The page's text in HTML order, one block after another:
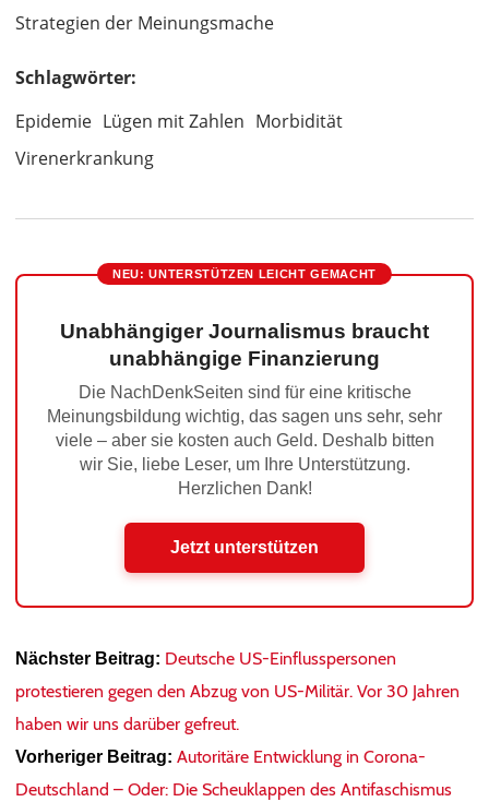
Strategien der Meinungsmache
Schlagwörter:
Epidemie Lügen mit Zahlen Morbidität
Virenerkrankung
NEU: UNTERSTÜTZEN LEICHT GEMACHT
Unabhängiger Journalismus braucht
unabhängige Finanzierung
Die NachDenkSeiten sind für eine kritische
Meinungsbildung wichtig, das sagen uns sehr, sehr
viele – aber sie kosten auch Geld. Deshalb bitten
wir Sie, liebe Leser, um Ihre Unterstützung.
Herzlichen Dank!
Jetzt unterstützen
Nächster Beitrag: Deutsche US-Einflusspersonen
protestieren gegen den Abzug von US-Militär. Vor 30 Jahren
haben wir uns darüber gefreut.
Vorheriger Beitrag: Autoritäre Entwicklung in Corona-
Deutschland – Oder: Die Scheuklappen des Antifaschismus